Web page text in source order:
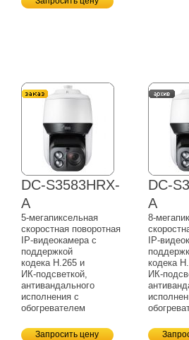
DC-S3583HRX-
A
5-мегапиксельная
скоростная поворотная
IP-видеокамерас
поддержкой
кодека H.265 и
ИК-подсветкой,
антивандального
исполнения с
обогревателем
Запросить цену
DC-
A
8-
IP-
кодека
ИК-